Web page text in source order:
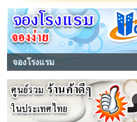
จองโรงแรม